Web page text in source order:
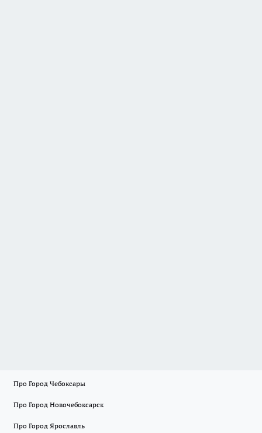
Про Город Чебоксары
Про Город Новочебоксарск
Про Город Ярославль